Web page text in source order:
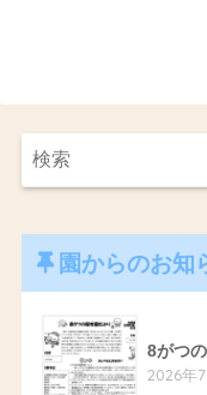
園からのお知
8がつ
2026年